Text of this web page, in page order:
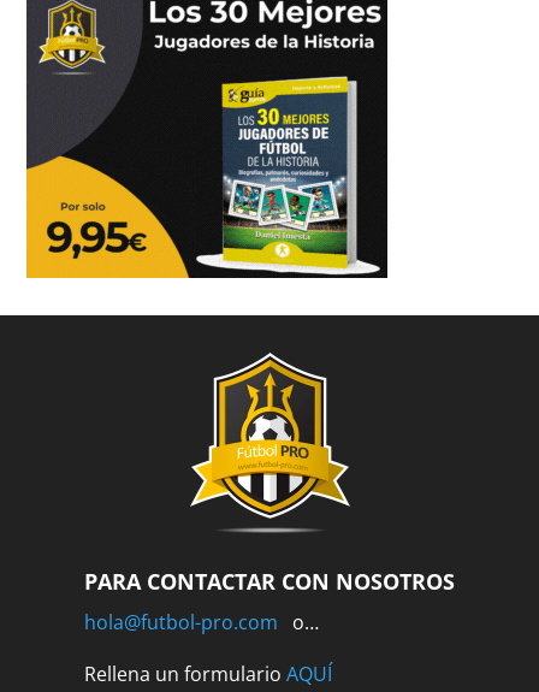
PARA CONTACTAR CON NOSOTROS
hola@futbol-pro.com o…
Rellena un formulario AQUÍ